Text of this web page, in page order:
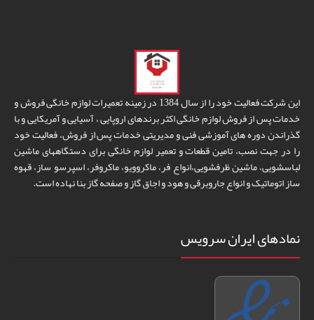
این شرکت فعالیت خود را از سال 1384 در زمینه تعمیرات لوازم خانگی فروش و
خدمات پس از فروش لوازم خانگی اکثر برندهای اروپایی ، آسیایی و آمریکایی و با
گذراندن دوره های آموزشی فنی و مدیریتی خدمات پس از فروش، فعالیت خود
را در جهت نصب، تامین قطعات و تعمیر لوازم خانگی برای دستگاههای ماشین
لباسشویی، ماشین ظرفشویی،انواع فر، ماکروویو، ماکروفر، اسپرسو ساز، قهوه
ساز اتوماتیک و انواع جاروبرقی و هود و اجاق گاز و صفحه گاز بنا نهاده است.
نمادهای ایران سرویس